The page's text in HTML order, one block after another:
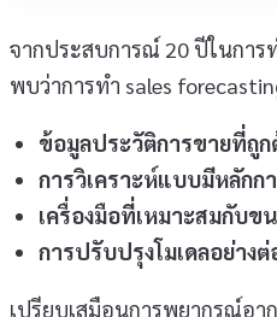
จากประสบการณ์ 20 ปีในการ
พบว่าการทำ sales
ข้อมูลประวัติการขายที่ถู
การวิเคราะห์แบบมีหลักก
เครื่องมือที่เหมาะสมกับข
การปรับปรุงโมเดลอย่างต่
เปรียบเสมือนการพยากรณ์อา